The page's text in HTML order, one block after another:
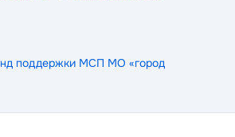
поддержки МСП МО «город